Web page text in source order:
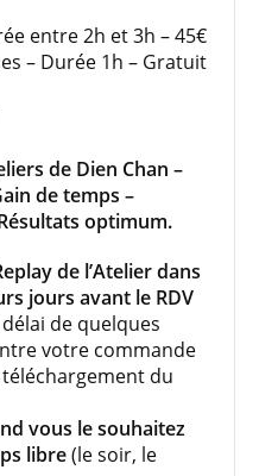
entre 2h et 3h – 45€
– Durée 1h – Gratuit
de Dien Chan –
de temps –
optimum.
de l’Atelier dans
jours avant le RDV
de quelques
votre commande
du
vous le souhaitez
libre(le soir, le